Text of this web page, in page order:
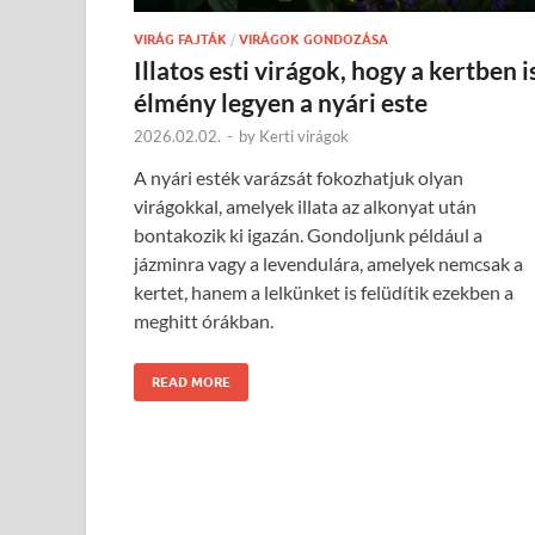
VIRÁG FAJTÁK / VIRÁGOK GONDOZÁSA
Illatos esti virágok, hogy a kertben
élmény legyen a nyári este
2026.02.02. - by Kerti virágok
A nyári esték varázsát fokozhatjuk olyan
virágokkal, amelyek illata az alkonyat után
bontakozik ki igazán. Gondoljunk például a
jázminra vagy a levendulára, amelyek nemcsak a
kertet, hanem a lelkünket is felüdítik ezekben a
meghitt órákban.
READ MORE